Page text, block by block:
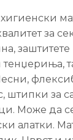
за
тенџериња,
штипки за
Може да
алатки.